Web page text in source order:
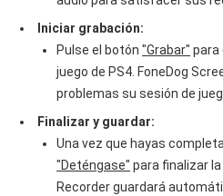
Iniciar grabación:
Pulse el botón"Grabar" para
juego de PS4. FoneDog
problemas su sesión de
Finalizar y guardar:
Una vez que hayas
"Deténgase" para finalizar
Recorder guardará